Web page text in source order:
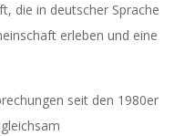
die in deutscher Sprache
erleben und eine
seit den 1980er